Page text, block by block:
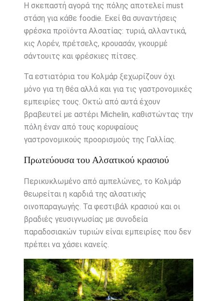
Η σκεπαστή αγορά της πόλης αποτελεί must
στάση για κάθε foodie. Εκεί θα συναντήσεις
φρέσκα προϊόντα Αλσατίας: τυριά, αλλαντικά,
κις Λορέν, πρέτσελς, κρουασάν, γκουρμέ
σάντουιτς και φρέσκιες πίτσες.
Τα εστιατόρια του Κολμάρ ξεχωρίζουν όχι
μόνο για τη θέα αλλά και για τις γαστρονομικές
εμπειρίες τους. Οκτώ από αυτά έχουν
βραβευτεί με αστέρι Michelin, καθιστώντας την
πόλη έναν από τους κορυφαίους
γαστρονομικούς προορισμούς της Γαλλίας.
Πρωτεύουσα του Αλσατικού κρασιού
Περικυκλωμένο από αμπελώνες, το Κολμάρ
θεωρείται η καρδιά της αλσατικής
οινοπαραγωγής. Τα φεστιβάλ κρασιού και οι
βραδιές γευσιγνωσίας με συνοδεία
παραδοσιακών τυριών είναι εμπειρίες που δεν
πρέπει να χάσει κανείς.